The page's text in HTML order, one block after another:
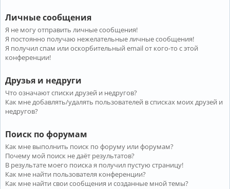
Личные сообщения
Я не могу отправить личные сообщения!
Я постоянно получаю нежелательные личные сообщения!
Я получил спам или оскорбительный email от кого-то с этой
конференции!
Друзья и недруги
Что означают списки друзей и недругов?
Как мне добавлять/удалять пользователей в списках моих друзей и
недругов?
Поиск по форумам
Как мне выполнить поиск по форуму или форумам?
Почему мой поиск не даёт результатов?
В результате моего поиска я получил пустую страницу!
Как мне найти пользователя конференции?
Как мне найти свои сообщения и созданные мной темы?